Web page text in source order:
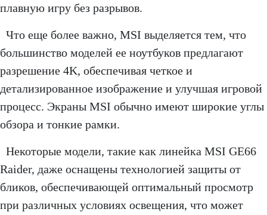
плавную игру без разрывов.
Что еще более важно, MSI выделяется тем, что
большинство моделей ее ноутбуков предлагают
разрешение 4K, обеспечивая четкое и
детализированное изображение и улучшая игровой
процесс. Экраны MSI обычно имеют широкие углы
обзора и тонкие рамки.
Некоторые модели, такие как линейка MSI GE66
Raider, даже оснащены технологией защиты от
бликов, обеспечивающей оптимальный просмотр
при различных условиях освещения, что может